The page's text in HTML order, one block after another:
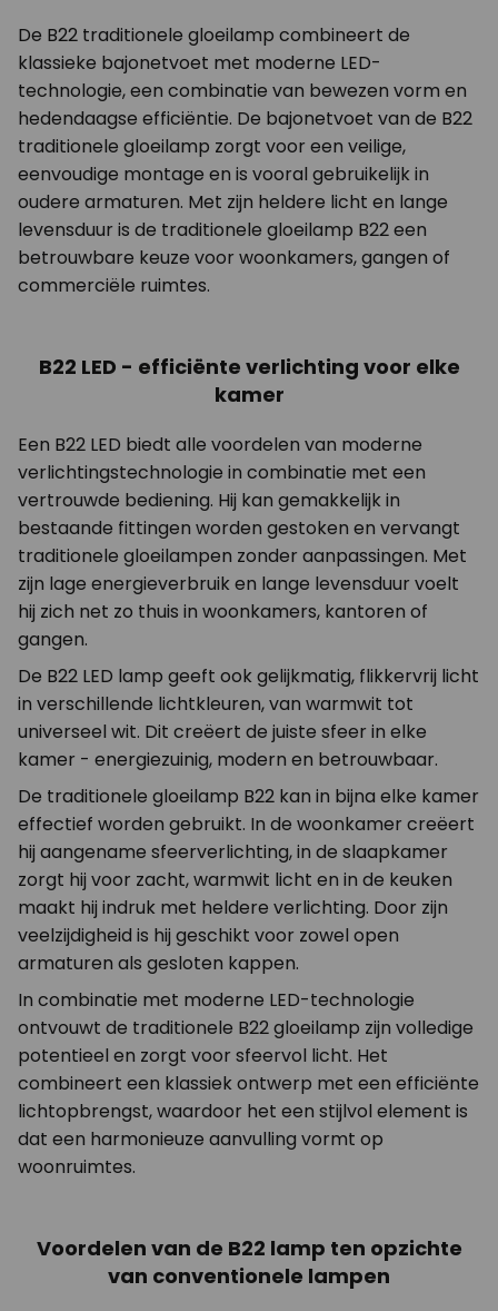
De B22 traditionele gloeilamp combineert de
klassieke bajonetvoet met moderne LED-
technologie, een combinatie van bewezen vorm en
hedendaagse efficiëntie. De bajonetvoet van de B22
traditionele gloeilamp zorgt voor een veilige,
eenvoudige montage en is vooral gebruikelijk in
oudere armaturen. Met zijn heldere licht en lange
levensduur is de traditionele gloeilamp B22 een
betrouwbare keuze voor woonkamers, gangen of
commerciële ruimtes.
B22 LED - efficiënte verlichting voor elke
kamer
Een B22 LED biedt alle voordelen van moderne
verlichtingstechnologie in combinatie met een
vertrouwde bediening. Hij kan gemakkelijk in
bestaande fittingen worden gestoken en vervangt
traditionele gloeilampen zonder aanpassingen. Met
zijn lage energieverbruik en lange levensduur voelt
hij zich net zo thuis in woonkamers, kantoren of
gangen.
De B22 LED lamp geeft ook gelijkmatig, flikkervrij licht
in verschillende lichtkleuren, van warmwit tot
universeel wit. Dit creëert de juiste sfeer in elke
kamer - energiezuinig, modern en betrouwbaar.
De traditionele gloeilamp B22 kan in bijna elke kamer
effectief worden gebruikt. In de woonkamer creëert
hij aangename sfeerverlichting, in de slaapkamer
zorgt hij voor zacht, warmwit licht en in de keuken
maakt hij indruk met heldere verlichting. Door zijn
veelzijdigheid is hij geschikt voor zowel open
armaturen als gesloten kappen.
In combinatie met moderne LED-technologie
ontvouwt de traditionele B22 gloeilamp zijn volledige
potentieel en zorgt voor sfeervol licht. Het
combineert een klassiek ontwerp met een efficiënte
lichtopbrengst, waardoor het een stijlvol element is
dat een harmonieuze aanvulling vormt op
woonruimtes.
Voordelen van de B22 lamp ten opzichte
van conventionele lampen